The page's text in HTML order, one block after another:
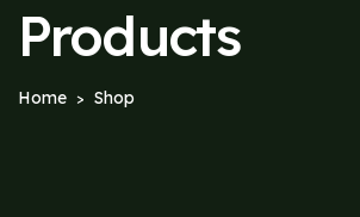
Products
Home > Shop